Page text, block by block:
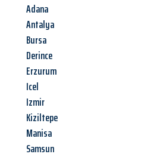
Adana
Antalya
Bursa
Derince
Erzurum
Icel
Izmir
Kiziltepe
Manisa
Samsun